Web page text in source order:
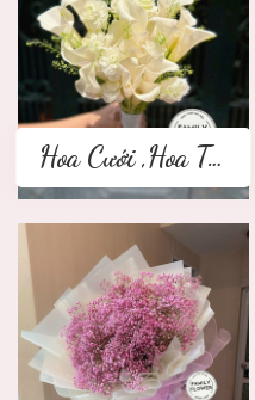
Hoa Cưới ,Hoa Tay Cầm Cô Dâu